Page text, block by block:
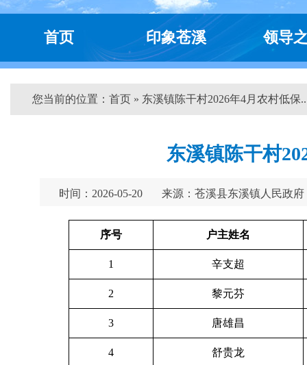
首页 印象苍溪 领导
您当前的位置： 首页 » 东溪镇陈干村2026年4月农村低保
东溪镇陈干村
时间：2026-05-20 来源：苍溪县东溪镇人民政府
序号 户主姓名
1 辛支超
2 黎元芬
3 唐雄昌
4 舒贵龙